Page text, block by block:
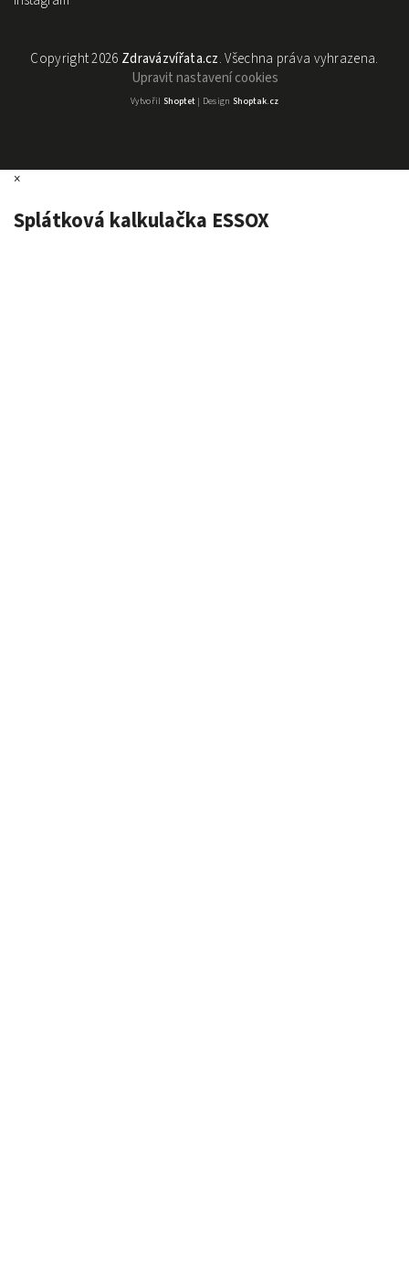
Copyright 2026 Zdravázvířata.cz. Všechna práva vyhrazena.
Upravit nastavení cookies
Vytvořil Shoptet| Design Shoptak.cz
×
Splátková kalkulačka ESSOX